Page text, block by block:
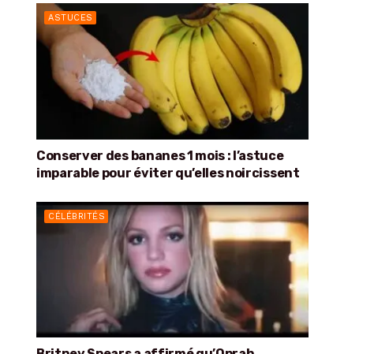
ASTUCES
Conserver des bananes 1 mois : l’astuce
imparable pour éviter qu’elles noircissent
CÉLÉBRITÉS